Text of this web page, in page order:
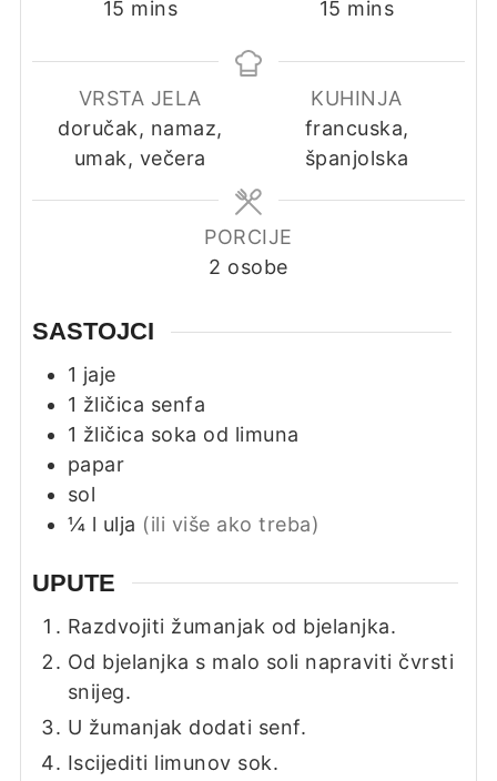
15 minutes
mins 15 minutes
mins
VRSTA JELA
doručak, namaz,
umak, večera
KUHINJA
francuska,
španjolska
PORCIJE
2 osobe
SASTOJCI
1 jaje
1 žličica senfa
1 žličica soka od limuna
papar
sol
¼ l ulja (ili više ako treba)
UPUTE
Razdvojiti žumanjak od bjelanjka.
Od bjelanjka s malo soli napraviti čvrsti
snijeg.
U žumanjak dodati senf.
Iscijediti limunov sok.